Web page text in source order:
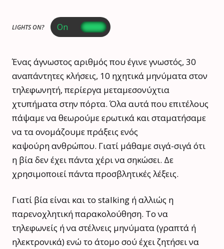
LIGHTS ON?
Ένας άγνωστος αριθμός που έγινε γνωστός, 30
αναπάντητες κλήσεις, 10 ηχητικά μηνύματα στον
τηλεφωνητή, περίεργα μεταμεσονύχτια
χτυπήματα στην πόρτα. Όλα αυτά που επιτέλους
πάψαμε να θεωρούμε ερωτικά και σταματήσαμε
να τα ονομάζουμε πράξεις ενός
καψούρη ανθρώπου. Γιατί μάθαμε σιγά-σιγά ότι
η βία δεν έχει πάντα χέρι να σηκώσει. Δε
χρησιμοποιεί πάντα προσβλητικές λέξεις.
Γιατί βία είναι και το stalking ή αλλιώς η
παρενοχλητική παρακολούθηση. Το να
τηλεφωνείς ή να στέλνεις μηνύματα (γραπτά ή
ηλεκτρονικά) ενώ το άτομο σού έχει ζητήσει να